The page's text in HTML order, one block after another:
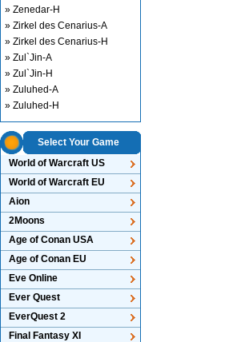
» Zenedar-H
» Zirkel des Cenarius-A
» Zirkel des Cenarius-H
» Zul`Jin-A
» Zul`Jin-H
» Zuluhed-A
» Zuluhed-H
Select Your Game
World of Warcraft US
World of Warcraft EU
Aion
2Moons
Age of Conan USA
Age of Conan EU
Eve Online
Ever Quest
EverQuest 2
Final Fantasy XI